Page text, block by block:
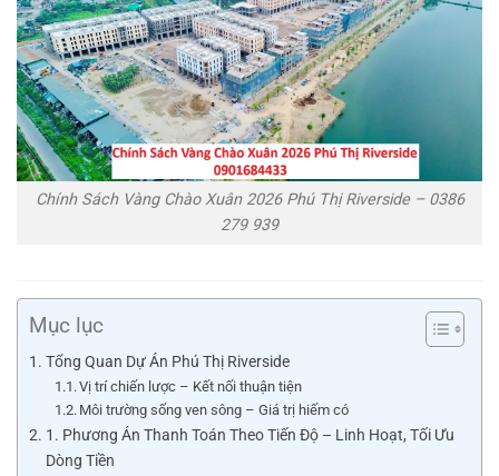
Chính Sách Vàng Chào Xuân 2026 Phú Thị Riverside – 0386
279 939
Mục lục
Tổng Quan Dự Án Phú Thị Riverside
Vị trí chiến lược – Kết nối thuận tiện
Môi trường sống ven sông – Giá trị hiếm có
1. Phương Án Thanh Toán Theo Tiến Độ – Linh Hoạt, Tối Ưu
Dòng Tiền